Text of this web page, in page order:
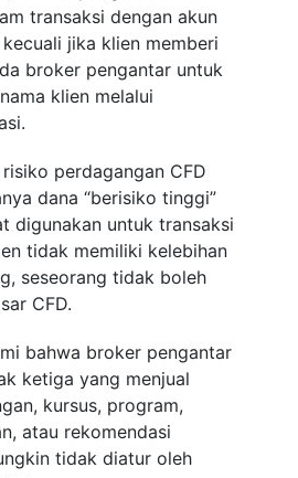
transaksi dengan akun
jika klien memberi
broker pengantar untuk
klien melalui
perdagangan CFD
dana “berisiko tinggi”
digunakan untuk transaksi
tidak memiliki kelebihan
seseorang tidak boleh
CFD.
bahwa broker pengantar
ketiga yang menjual
kursus, program,
atau rekomendasi
tidak diatur oleh